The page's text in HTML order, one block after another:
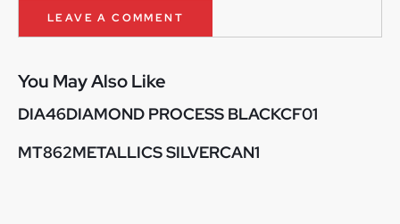
You May Also Like
DIA46DIAMOND PROCESS BLACKCF01
MT862METALLICS SILVERCAN1